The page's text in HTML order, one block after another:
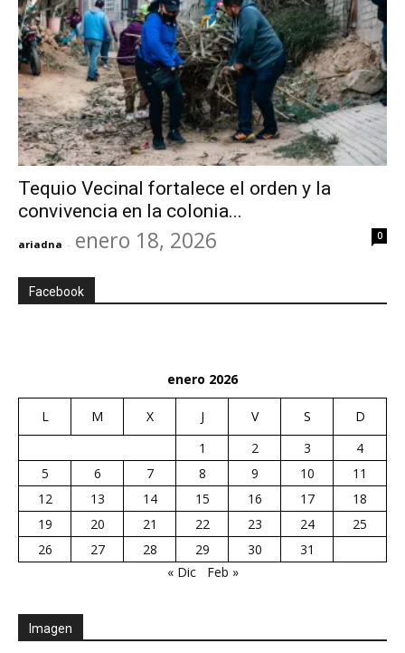
Tequio Vecinal fortalece el orden y la
convivencia en la colonia...
ariadna - enero 18, 2026 0
Facebook
enero 2026
L M X J V S
D
1
2 3
4
5
6 7 8 9 10
11
12
13 14 15 16 17
18
19
20 21 22 23 24
25
26
27 28 29 30
31
« Dic
Feb »
Imagen